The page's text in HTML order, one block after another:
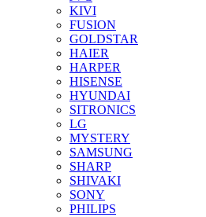
KIVI
FUSION
GOLDSTAR
HAIER
HARPER
HISENSE
HYUNDAI
SITRONICS
LG
MYSTERY
SAMSUNG
SHARP
SHIVAKI
SONY
PHILIPS